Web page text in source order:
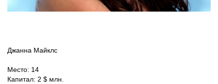
Джанна Майклс
Место: 14
Капитал: 2 $ млн.